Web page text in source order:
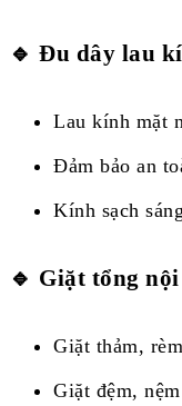
🔹 Đu dây lau
Lau kính mặt
Đảm bảo an
Kính sạch
🔹 Giặt tổng
Giặt thảm,
Giặt đệm,